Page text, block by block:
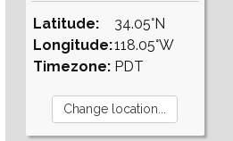
Latitude:
Longitude:
Timezone:
34.05°N
118.05°W
PDT